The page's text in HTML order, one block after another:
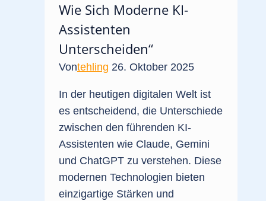
Wie Sich Moderne KI-
Assistenten
Unterscheiden“
Vontehling 26. Oktober 2025
In der heutigen digitalen Welt ist
es entscheidend, die Unterschiede
zwischen den führenden KI-
Assistenten wie Claude, Gemini
und ChatGPT zu verstehen. Diese
modernen Technologien bieten
einzigartige Stärken und